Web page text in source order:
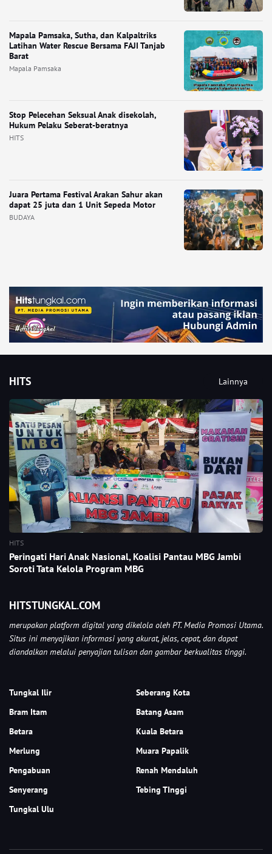
Mapala Pamsaka, Sutha, dan Kalpaltriks
Latihan Water Rescue Bersama FAJI Tanjab
Barat
Mapala Pamsaka
Stop Pelecehan Seksual Anak disekolah,
Hukum Pelaku Seberat-beratnya
HITS
Juara Pertama Festival Arakan Sahur akan
dapat 25 juta dan 1 Unit Sepeda Motor
BUDAYA
HITS Lainnya
HITS
Peringati Hari Anak Nasional, Koalisi Pantau MBG Jambi
Soroti Tata Kelola Program MBG
HITSTUNGKAL.COM
merupakan platform digital yang dikelola oleh PT. Media Promosi Utama.
Situs ini menyajikan informasi yang akurat, jelas, cepat, dan dapat
diandalkan melalui penyajian tulisan dan gambar berkualitas tinggi.
Tungkal Ilir
Seberang Kota
Bram Itam
Batang Asam
Betara
Kuala Betara
Merlung
Muara Papalik
Pengabuan
Renah Mendaluh
Senyerang
Tebing TInggi
Tungkal Ulu